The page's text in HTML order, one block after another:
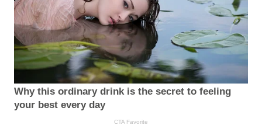
Why this ordinary drink is the secret to feeling
your best every day
CTA Favorite